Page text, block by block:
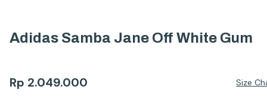
Adidas Samba Jane Off White Gum
Rp 2.049.000 Size